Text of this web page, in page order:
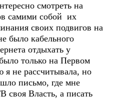
смотреть на
самими собой их
своих подвигов на
было кабельного
отдыхать у
только на Первом
я не рассчитывала, но
письмо, где мне
своя Власть, а писать